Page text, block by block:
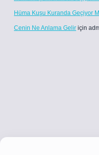
Hüma Kuşu Kuranda Geçiyor
Cenin Ne Anlama Gelir için
betci girişbetci giriş